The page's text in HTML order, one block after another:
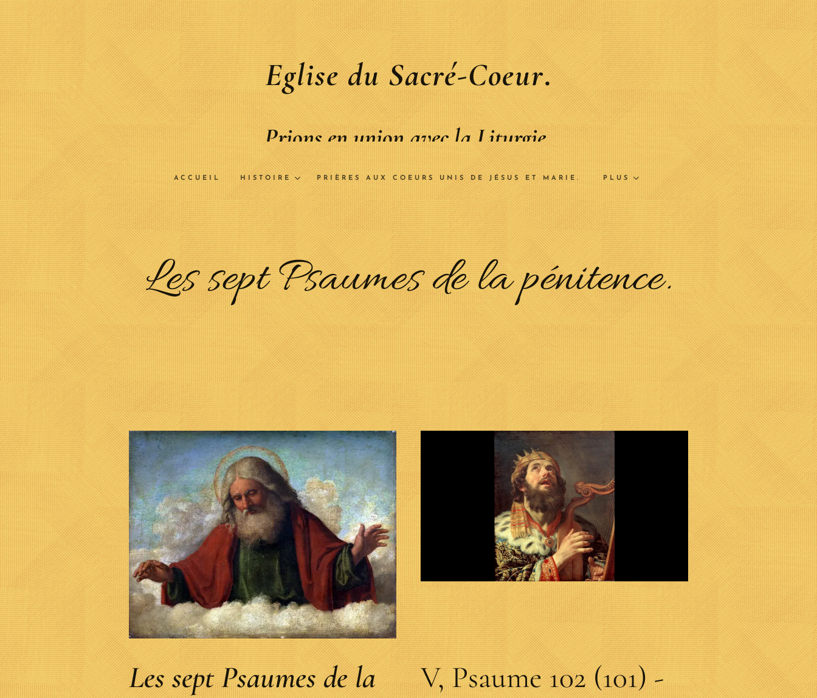
Eglise du Sacré-Coeur.
Prions en union avec la Liturgie
ACCUEIL HISTOIRE PRIÈRES AUX COEURS UNIS DE JÉSUS ET MARIE. PLUS
Les sept Psaumes de la pénitence.
Les sept Psaumes de la
V, Psaume 102 (101) -